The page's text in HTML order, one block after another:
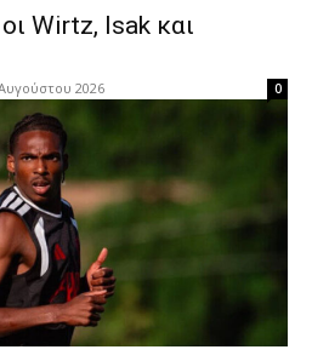
Wirtz, Isak και
2026 0